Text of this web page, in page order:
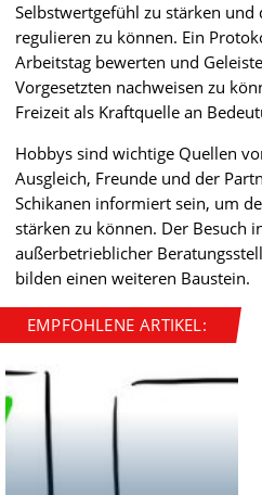
Selbstwertgefühl zu stärken und
regulieren zu können. Ein
Arbeitstag bewerten und
Vorgesetzten nachweisen zu
Freizeit als Kraftquelle an
Hobbys sind wichtige Quellen
Ausgleich, Freunde und der
Schikanen informiert sein, um
stärken zu können. Der Besuch
außerbetrieblicher
bilden einen weiteren Baustein.
EMPFOHLENE ARTIKEL: